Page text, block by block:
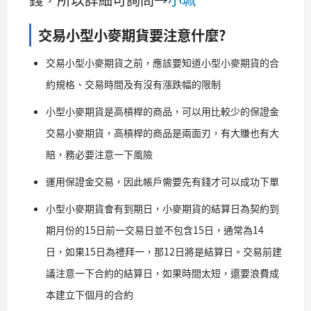
交易小型小麥期貨要注意什麼?
交易小型小麥期貨之前，應該要知道小型小麥期貨的合
約規格、交易時間及有沒有漲跌幅的限制
小型小麥期貨是高槓桿的商品，可以用比較少的保證金
交易小麥期貨，高槓桿的商品是兩面刃，有大賺也有大
賠，務必要注意一下風險
運用保證金交易，因此帳戶需要先有錢才可以成功下單
小型小麥期貨會有到期日，小麥期貨的結算日為契約到
期月份的15日前一交易日並不包含15日，通常為14
日，如果15日為禮拜一，那12日將是結算日。交易前建
議注意一下合約的結算日，如果時間太短，還要浪費成
本建立下個月的合約